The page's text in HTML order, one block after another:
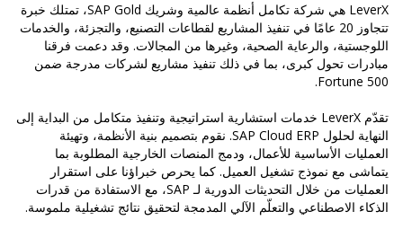
LeverX هي شركة تكامل أنظمة عالمية وشريك SAP Gold، تمتلك خبرة
تتجاوز 20 عامًا في تنفيذ المشاريع لقطاعات التصنيع، والتجزئة، والخدمات
اللوجستية، والرعاية الصحية، وغيرها من المجالات. وقد دعمت فرقنا
مبادرات تحول كبرى، بما في ذلك تنفيذ مشاريع لشركات مدرجة ضمن
Fortune 500.
تقدّم LeverX خدمات استشارية استراتيجية وتنفيذ متكامل من البداية إلى
النهاية لحلول SAP Cloud ERP. نقوم بتصميم بنية الأنظمة، وتهيئة
العمليات الأساسية للأعمال، ودمج المنصات الخارجية المطلوبة بما
يتماشى مع نموذج تشغيل العميل. كما يحرص خبراؤنا على استقرار
العمليات من خلال التحديثات الدورية لـ SAP، مع الاستفادة من قدرات
الذكاء الاصطناعي والتعلّم الآلي المدمجة لتحقيق نتائج تشغيلية ملموسة.